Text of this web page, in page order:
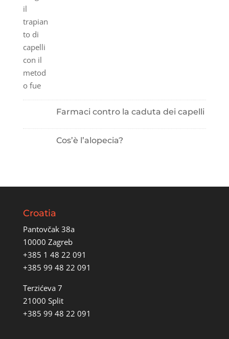
Farmaci contro la caduta dei capelli
Cos’è l’alopecia?
Croatia
Pantovčak 38a
10000 Zagreb
+385 1 48 22 091
+385 99 48 22 091
Terzićeva 7
21000 Split
+385 99 48 22 091